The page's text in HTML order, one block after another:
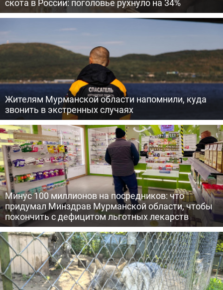
скота в России: поголовье рухнуло на 34%
Жителям Мурманской области напомнили, куда
звонить в экстренных случаях
Минус 100 миллионов на посредников: что
придумал Минздрав Мурманской области, чтобы
покончить с дефицитом льготных лекарств